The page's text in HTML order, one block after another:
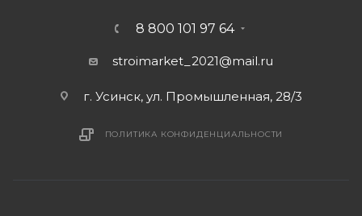
8 800 101 97 64
stroimarket_2021@mail.ru
г. Усинск, ул. Промышленная, 28/3
ПОЛИТИКА КОНФИДЕНЦИАЛЬНОСТИ